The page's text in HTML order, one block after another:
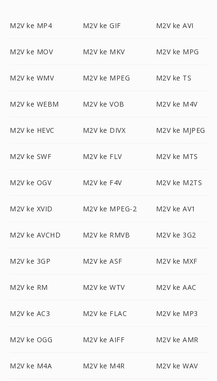
M2V ke MP4 M2V ke GIF M2V ke AVI
M2V ke MOV M2V ke MKV M2V ke MPG
M2V ke WMV M2V ke MPEG M2V ke TS
M2V ke WEBM M2V ke VOB M2V ke M4V
M2V ke HEVC M2V ke DIVX M2V ke MJPEG
M2V ke SWF M2V ke FLV M2V ke MTS
M2V ke OGV M2V ke F4V M2V ke M2TS
M2V ke XVID M2V ke MPEG-2 M2V ke AV1
M2V ke AVCHD M2V ke RMVB M2V ke 3G2
M2V ke 3GP M2V ke ASF M2V ke MXF
M2V ke RM M2V ke WTV M2V ke AAC
M2V ke AC3 M2V ke FLAC M2V ke MP3
M2V ke OGG M2V ke AIFF M2V ke AMR
M2V ke M4A M2V ke M4R M2V ke WAV